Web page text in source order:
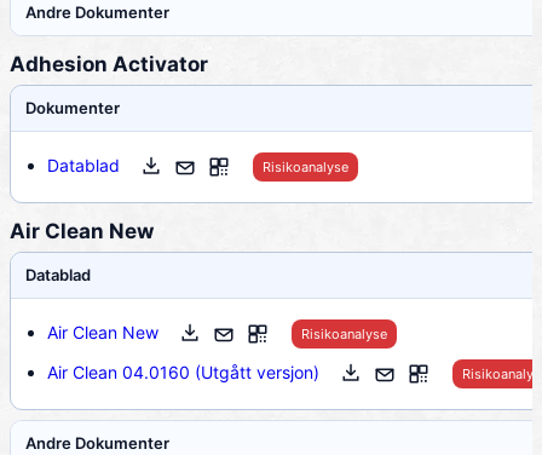
Andre Dokumenter
Adhesion Activator
Dokumenter
Datablad Risikoanalyse
Air Clean New
Datablad
Air Clean New Risikoanalyse
Air Clean 04.0160 (Utgått versjon)
Andre Dokumenter